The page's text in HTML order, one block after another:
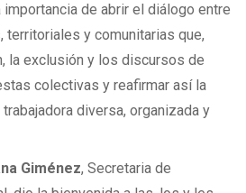
de abrir el diálogo entre
y comunitarias que,
la exclusión y los discursos de
colectivas y reafirmar así la
diversa, organizada y
Giménez, Secretaria de